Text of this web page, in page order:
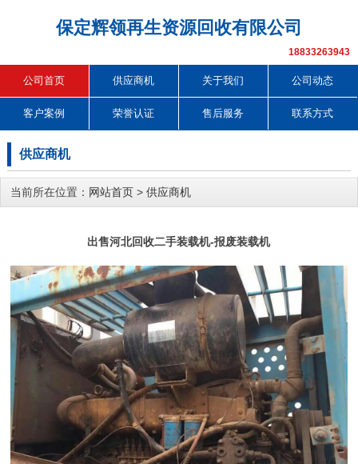
保定辉领再生资源回收有限公司
18833263943
公司首页 供应商机 关于我们 公司动态
客户案例 荣誉认证 售后服务 联系方式
供应商机
当前所在位置： 网站首页 > 供应商机
出售河北回收二手装载机-报废装载机